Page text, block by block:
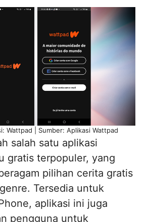
Wattpad | Sumber: Aplikasi Wattpad
salah satu aplikasi
gratis terpopuler, yang
pilihan cerita gratis
Tersedia untuk
aplikasi ini juga
pengguna untuk